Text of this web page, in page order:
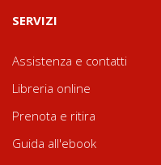
SERVIZI
Assistenza e contatti
Libreria online
Prenota e ritira
Guida all'ebook